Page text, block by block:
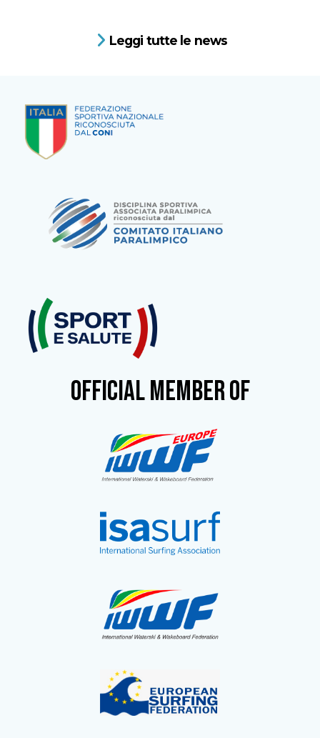
Leggi tutte le news
OFFICIAL MEMBER OF